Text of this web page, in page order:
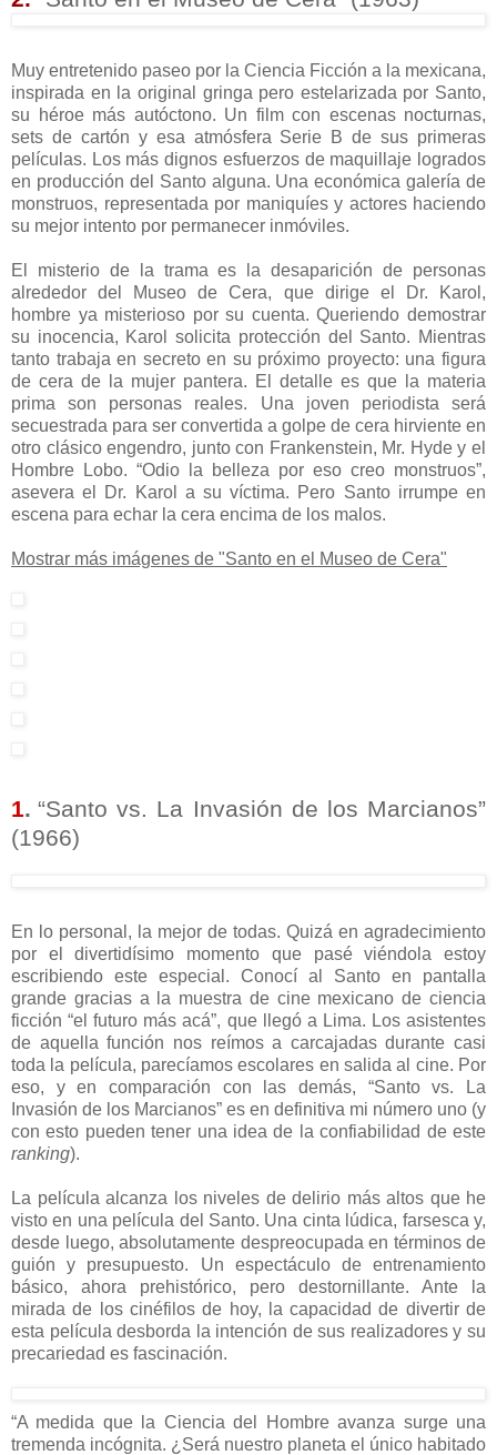
Muy entretenido paseo por la Ciencia Ficción a la mexicana,
inspirada en la original gringa pero estelarizada por Santo,
su héroe más autóctono. Un film con escenas nocturnas,
sets de cartón y esa atmósfera Serie B de sus primeras
películas. Los más dignos esfuerzos de maquillaje logrados
en producción del Santo alguna. Una económica galería de
monstruos, representada por maniquíes y actores haciendo
su mejor intento por permanecer inmóviles.
El misterio de la trama es la desaparición de personas
alrededor del Museo de Cera, que dirige el Dr. Karol,
hombre ya misterioso por su cuenta. Queriendo demostrar
su inocencia, Karol solicita protección del Santo. Mientras
tanto trabaja en secreto en su próximo proyecto: una figura
de cera de la mujer pantera. El detalle es que la materia
prima son personas reales. Una joven periodista será
secuestrada para ser convertida a golpe de cera hirviente en
otro clásico engendro, junto con Frankenstein, Mr. Hyde y el
Hombre Lobo. “Odio la belleza por eso creo monstruos”,
asevera el Dr. Karol a su víctima. Pero Santo irrumpe en
escena para echar la cera encima de los malos.
Mostrar más imágenes de "Santo en el Museo de Cera"
1. “Santo vs. La Invasión de los Marcianos”
(1966)
En lo personal, la mejor de todas. Quizá en agradecimiento
por el divertidísimo momento que pasé viéndola estoy
escribiendo este especial. Conocí al Santo en pantalla
grande gracias a la muestra de cine mexicano de ciencia
ficción “el futuro más acá”, que llegó a Lima. Los asistentes
de aquella función nos reímos a carcajadas durante casi
toda la película, parecíamos escolares en salida al cine. Por
eso, y en comparación con las demás, “Santo vs. La
Invasión de los Marcianos” es en definitiva mi número uno (y
con esto pueden tener una idea de la confiabilidad de este
ranking).
La película alcanza los niveles de delirio más altos que he
visto en una película del Santo. Una cinta lúdica, farsesca y,
desde luego, absolutamente despreocupada en términos de
guión y presupuesto. Un espectáculo de entrenamiento
básico, ahora prehistórico, pero destornillante. Ante la
mirada de los cinéfilos de hoy, la capacidad de divertir de
esta película desborda la intención de sus realizadores y su
precariedad es fascinación.
“A medida que la Ciencia del Hombre avanza surge una
tremenda incógnita. ¿Será nuestro planeta el único habitado